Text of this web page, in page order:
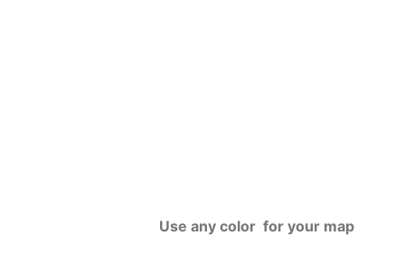
Use any color for your map